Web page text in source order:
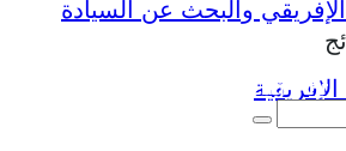
Eng Fr